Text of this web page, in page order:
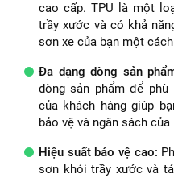
cao cấp. TPU là một
trầy xước và có khả
sơn xe của bạn một
Đa dạng dòng sản
dòng sản phẩm để
của khách hàng giúp
bảo vệ và ngân sách của
Hiệu suất bảo vệ cao:
sơn khỏi trầy xước và